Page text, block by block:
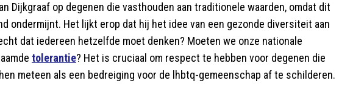
Dijkgraaf op degenen die vasthouden aan traditionele waarden, omdat dit
ondermijnt. Het lijkt erop dat hij het idee van een gezonde diversiteit aan
dat iedereen hetzelfde moet denken? Moeten we onze nationale
tolerantie? Het is cruciaal om respect te hebben voor degenen die
meteen als een bedreiging voor de lhbtq-gemeenschap af te schilderen.